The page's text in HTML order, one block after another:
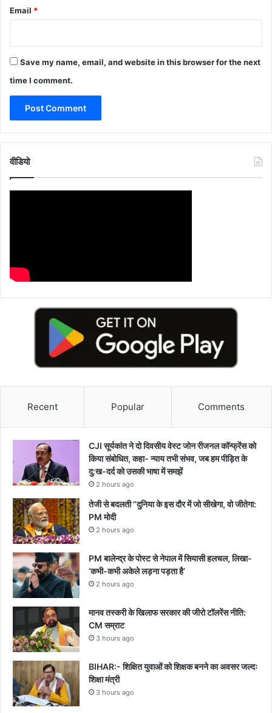
Email *
Save my name, email, and website in this browser for the next
time I comment.
वीडियो
Recent Popular Comments
CJI सूर्यकांत ने दो दिवसीय वेस्ट जोन रीजनल कॉन्फ्रेंस को
किया संबोधित, कहा- न्याय तभी संभव, जब हम पीड़ित के
दु:ख-दर्द को उसकी भाषा में समझें
2 hours ago
तेजी से बदलती “दुनिया के इस दौर में जो सीखेगा, वो जीतेगा:
PM मोदी
2 hours ago
PM बालेन्द्र के पोस्ट से नेपाल में सियासी हलचल, लिखा-
‘कभी-कभी अकेले लड़ना पड़ता है’
2 hours ago
मानव तस्करी के खिलाफ सरकार की जीरो टॉलरेंस नीति:
CM सम्राट
3 hours ago
BIHAR:- शिक्षित युवाओं को शिक्षक बनने का अवसर जल्दः
शिक्षा मंत्री
3 hours ago